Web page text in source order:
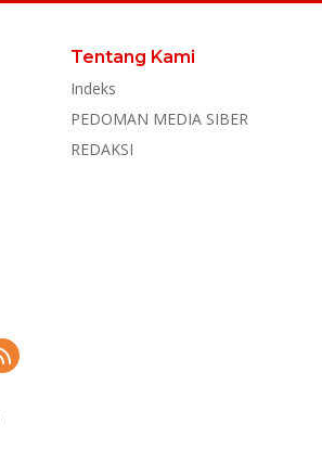
Tentang Kami
Indeks
PEDOMAN MEDIA SIBER
REDAKSI